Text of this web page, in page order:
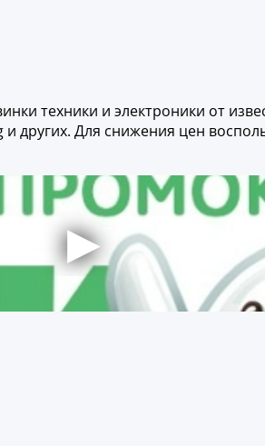
техники и электроники от
и других. Для снижения цен